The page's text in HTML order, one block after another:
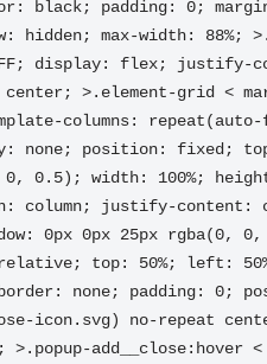
black; padding: 0;
hidden; max-width: 88%;
display: flex; justify-
center; >.element-grid <
columns:
none; position:
0.5); width: 100%;
column; justify-content:
0px 0px 25px
top: 50%; left:
border: none; padding:
icon.svg) no-repeat